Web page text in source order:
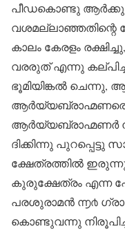
പീഡകൊണ്ടു ആർക്കും
വശമല്ലാഞ്ഞതിന്റെ
കാലം കേരളം
വരരുത് എന്നു
ഭൂമിയിങ്കൽ ചെന്നു,
ആർയ്യബ്രാഹ്മണർ
ദിക്കിന്നു
ക്ഷേത്രത്തിൽ
കുരുക്ഷേത്രം എന്ന
പരശുരാമൻ ൬൪
കൊണ്ടുവന്നു